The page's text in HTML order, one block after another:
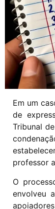
Em um
de
Tribunal
professor
O
envolveu